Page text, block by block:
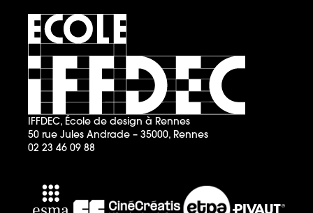
IFFDEC, École de design à Rennes
50 rue Jules Andrade – 35000, Rennes
02 23 46 09 88